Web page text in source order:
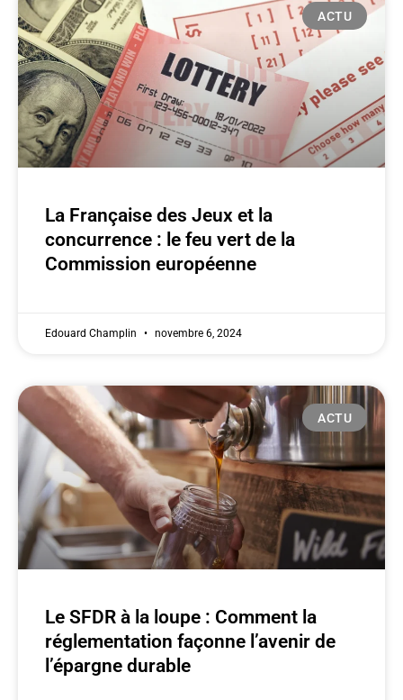
ACTU
La Française des Jeux et la
concurrence : le feu vert de la
Commission européenne
Edouard Champlin novembre 6, 2024
ACTU
Le SFDR à la loupe : Comment la
réglementation façonne l’avenir de
l’épargne durable